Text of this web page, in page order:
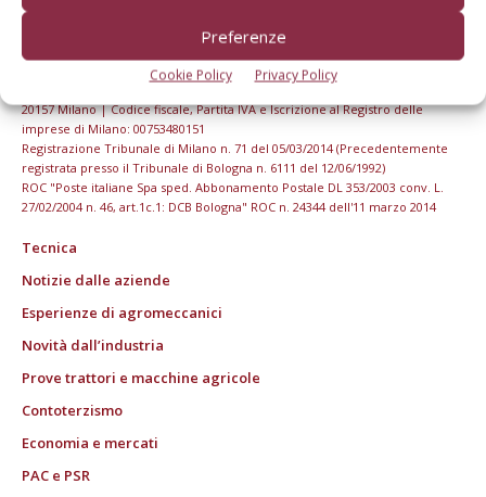
Preferenze
Cookie Policy Privacy Policy
20157 Milano | Codice fiscale, Partita IVA e Iscrizione al Registro delle
imprese di Milano: 00753480151
Registrazione Tribunale di Milano n. 71 del 05/03/2014 (Precedentemente
registrata presso il Tribunale di Bologna n. 6111 del 12/06/1992)
ROC "Poste italiane Spa sped. Abbonamento Postale DL 353/2003 conv. L.
27/02/2004 n. 46, art.1c.1: DCB Bologna" ROC n. 24344 dell'11 marzo 2014
Tecnica
Notizie dalle aziende
Esperienze di agromeccanici
Novità dall’industria
Prove trattori e macchine agricole
Contoterzismo
Economia e mercati
PAC e PSR